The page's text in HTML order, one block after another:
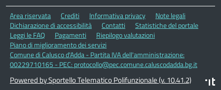
Area riservata Crediti Informativa privacy
Note legali
Dichiarazione di accessibilità
Contatti
Statistiche del portale
Leggi le FAQ
Pagamenti
Riepilogo valutazioni
Piano di miglioramento dei servizi
Comune di Calusco d'Adda - Partita IVA dell'amministrazione:
00229710165 - PEC: protocollo@pec.comune.caluscodadda.bg.it
Powered by Sportello Telematico Polifunzionale (v. 10.41.2)